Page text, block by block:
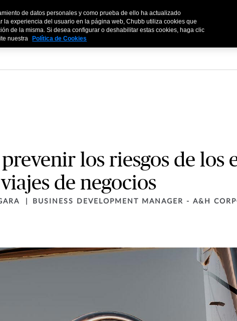
Socios AffinityCorredores
los riesgos de los
de negocios
BUSINESS DEVELOPMENT MANAGER - A&H
de datos personales y como prueba de ello ha actualizado
la experiencia del usuario en la página web, Chubb utiliza cookies que
de la misma. Si desea configurar o deshabilitar estas cookies, haga clic
nuestra
Política de Cookies